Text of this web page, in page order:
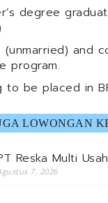
degree
(unmarried) and
program.
to be placed in
LOWONGAN
Reska Multi
7, 2026